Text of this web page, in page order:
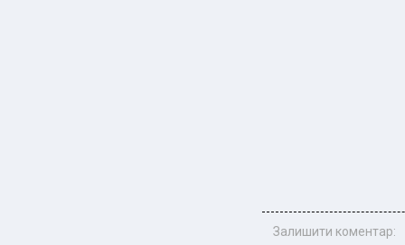
Залишити коментар: